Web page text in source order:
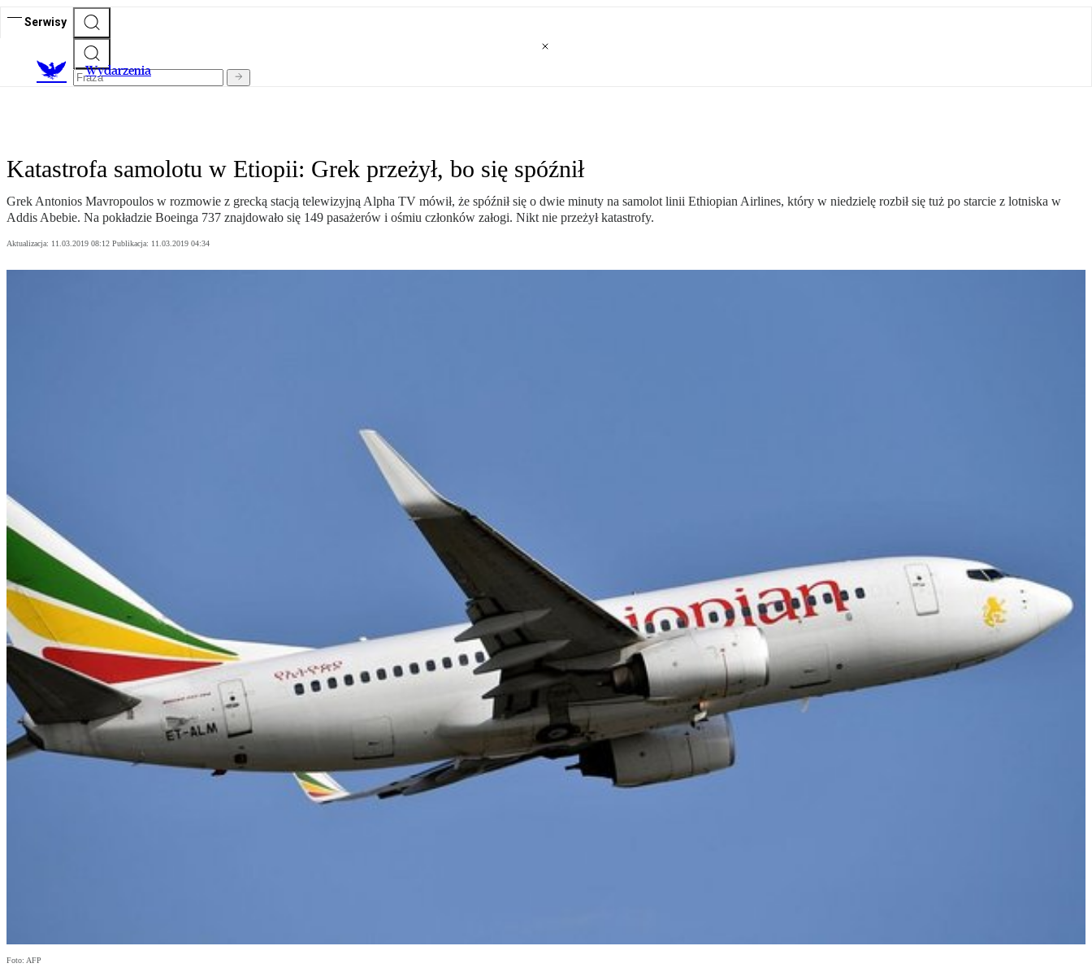
Serwisy
Wydarzenia
Katastrofa samolotu w Etiopii: Grek przeżył, bo się spóźnił
Grek Antonios Mavropoulos w rozmowie z grecką stacją telewizyjną Alpha TV mówił, że spóźnił się o dwie minuty na samolot linii Ethiopian Airlines, który w niedzielę rozbił się tuż po starcie z lotniska w
Addis Abebie. Na pokładzie Boeinga 737 znajdowało się 149 pasażerów i ośmiu członków załogi. Nikt nie przeżył katastrofy.
Aktualizacja: 11.03.2019 08:12 Publikacja: 11.03.2019 04:34
Foto: AFP